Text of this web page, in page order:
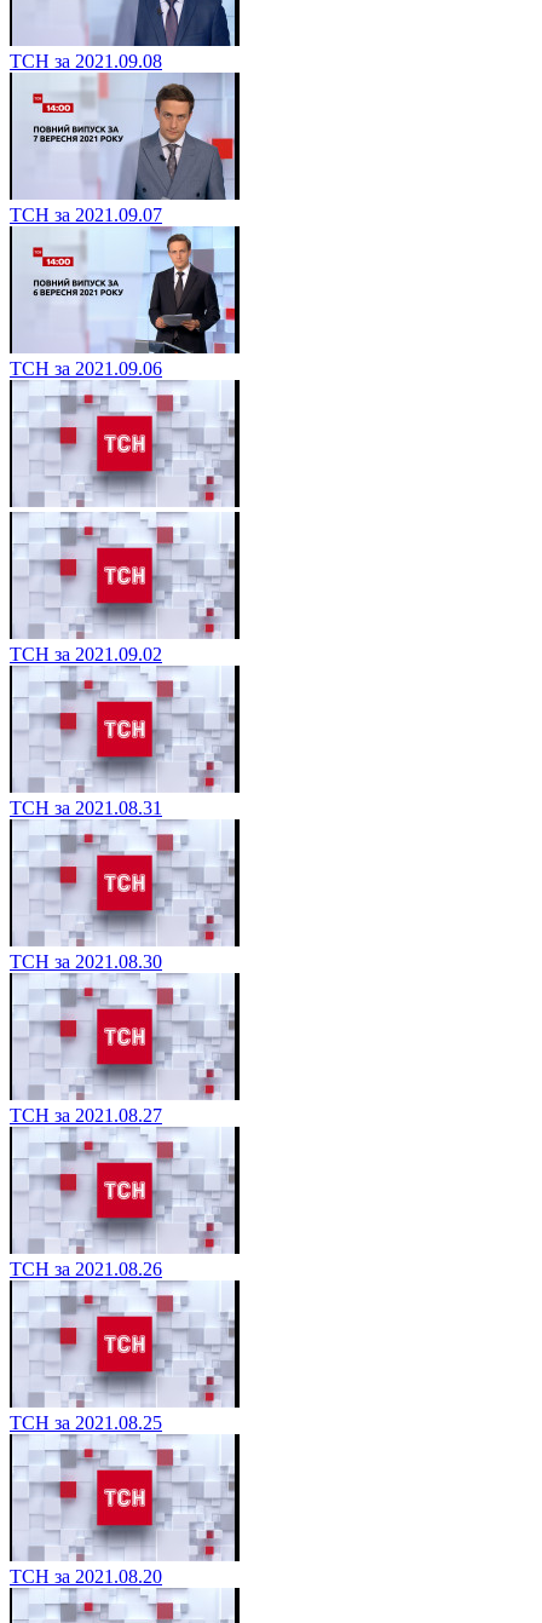
ТСН за 2021.09.08
ТСН за 2021.09.07
ТСН за 2021.09.06
ТСН за 2021.09.02
ТСН за 2021.08.31
ТСН за 2021.08.30
ТСН за 2021.08.27
ТСН за 2021.08.26
ТСН за 2021.08.25
ТСН за 2021.08.20